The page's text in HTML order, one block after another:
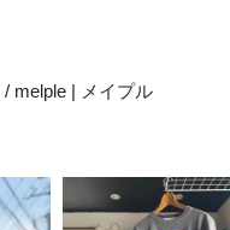
/ melple | メイプル